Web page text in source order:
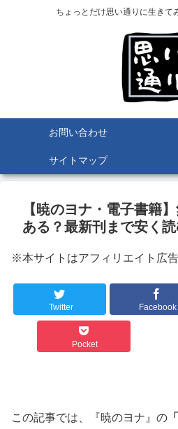
ちょっとだけ思い通りに生きて
お問い合わせ
サイトマップ
【暁のヨナ・電子書籍
ある？最新刊まで安く読
※本サイトはアフィリエイト広告
Twitter Facebook
Pocket
この記事では、『暁のヨナ』の